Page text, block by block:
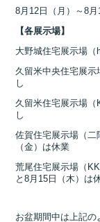
8月12日（月）～8
【各展示場】
大野城住宅展示場（
久留米中央住宅展
し
久留米住宅展示場
し
佐賀住宅展示場（二
（金）は休業
荒尾住宅展示場（
と8月15日（木）は
お盆期間中は上記